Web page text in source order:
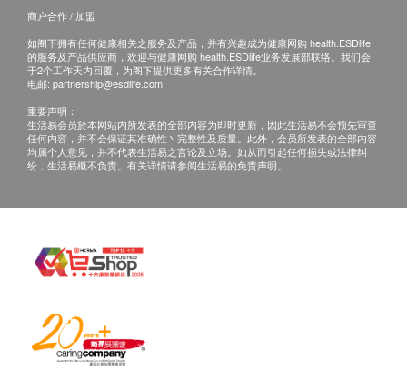
肌酸肝
肾小球过滤率
血液检查
嗜碱性粒细胞
嗜酸性粒细胞
淋巴细胞
红血球计数
白血球
中性白血球
血红蛋白
红血球沉降率
受检者面平躺在床上，已正常的呼吸将右手举起放于
头上的位置，检测探讨会在右上腹的肋骨间进行测
试，在表皮产生震荡进入肝脏，利用震荡的传送速度
来计算肝脏的硬度，而脂肪含量就是量度超声波讯号
的衰减！
health.ESDlife】并没有经营或提供本服务/产品。
有关此服务/产品的错漏或延误，或因使用此服务/
产品而引致的损失、损害、受伤或法律诉讼，健康
网购health.ESDlife概不负责。一切有关的索偿或
查询，须向提供服务之体检中心或商户提出。
商户合作 / 加盟
如阁下拥有任何健康相关之服务及产品，并有兴趣成为健康网购 health.ESDlife
的服务及产品供应商，欢迎与健康网购 health.ESDlife业务发展部联络。我们会
于2个工作天内回覆，为阁下提供更多有关合作详情。
电邮: partnership@esdlife.com
重要声明：
生活易会员於本网站内所发表的全部内容为即时更新，因此生活易不会预先审查
任何内容，并不会保证其准确性丶完整性及质量。此外，会员所发表的全部内容
均属个人意见，并不代表生活易之言论及立场。如从而引起任何损失或法律纠
纷，生活易概不负责。有关详情请参阅生活易的免责声明。